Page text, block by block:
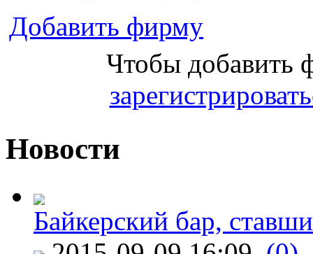
Добавить фирму
Чтобы добавить
Новости
Байкерский бар,